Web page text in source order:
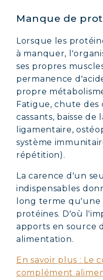
Manque de
Lorsque les
à manquer,
ses propres
permanence
propre
Fatigue, chute des
cassants, baisse de
ligamentaire,
système
répétition).
La carence d'un
indispensables
long terme
protéines. D'où
apports en source
alimentation.
En savoir plus : Le
complément